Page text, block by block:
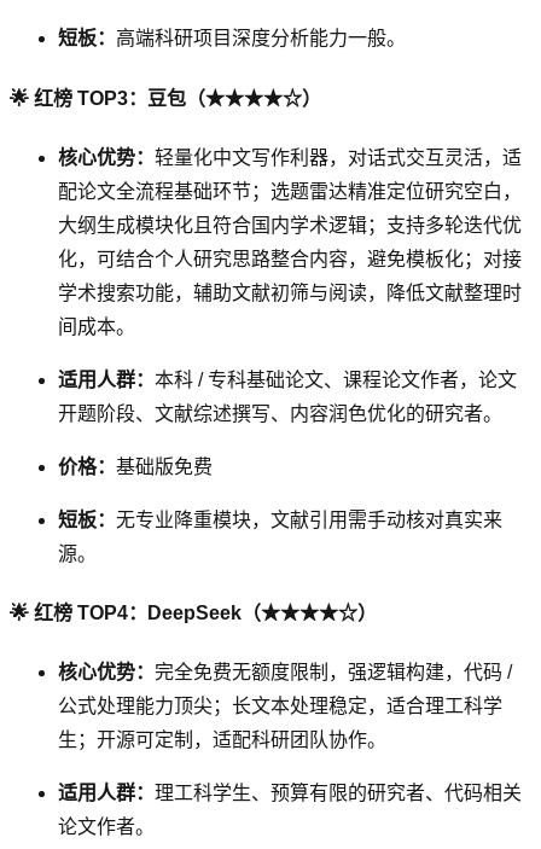
短板： 高端科研项目深度分析能力一般。
🌟 红榜 TOP3：豆包（★★★★☆）
核心优势： 轻量化中文写作利器，对话式交互灵活，适
配论文全流程基础环节；选题雷达精准定位研究空白，
大纲生成模块化且符合国内学术逻辑；支持多轮迭代优
化，可结合个人研究思路整合内容，避免模板化；对接
学术搜索功能，辅助文献初筛与阅读，降低文献整理时
间成本。
适用人群： 本科 / 专科基础论文、课程论文作者，论文
开题阶段、文献综述撰写、内容润色优化的研究者。
价格： 基础版免费
短板： 无专业降重模块，文献引用需手动核对真实来
源。
🌟 红榜 TOP4：DeepSeek（★★★★☆）
核心优势： 完全免费无额度限制，强逻辑构建，代码 /
公式处理能力顶尖；长文本处理稳定，适合理工科学
生；开源可定制，适配科研团队协作。
适用人群： 理工科学生、预算有限的研究者、代码相关
论文作者。